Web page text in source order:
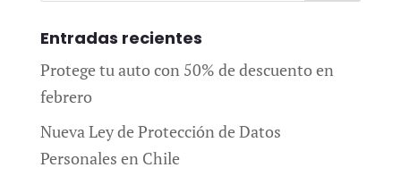
Entradas recientes
Protege tu auto con 50% de descuento en
febrero
Nueva Ley de Protección de Datos
Personales en Chile